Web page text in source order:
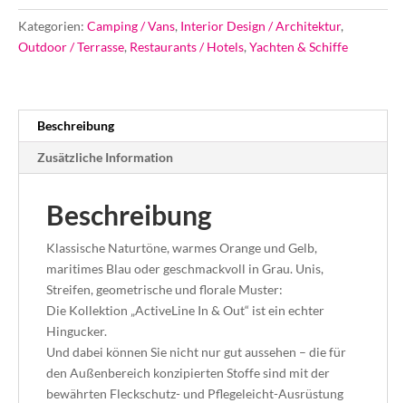
Kategorien: Camping / Vans, Interior Design / Architektur,
Outdoor / Terrasse, Restaurants / Hotels, Yachten & Schiffe
Beschreibung
Zusätzliche Information
Beschreibung
Klassische Naturtöne, warmes Orange und Gelb,
maritimes Blau oder geschmackvoll in Grau. Unis,
Streifen, geometrische und florale Muster:
Die Kollektion „ActiveLine In & Out“ ist ein echter
Hingucker.
Und dabei können Sie nicht nur gut aussehen – die für
den Außenbereich konzipierten Stoffe sind mit der
bewährten Fleckschutz- und Pflegeleicht-Ausrüstung